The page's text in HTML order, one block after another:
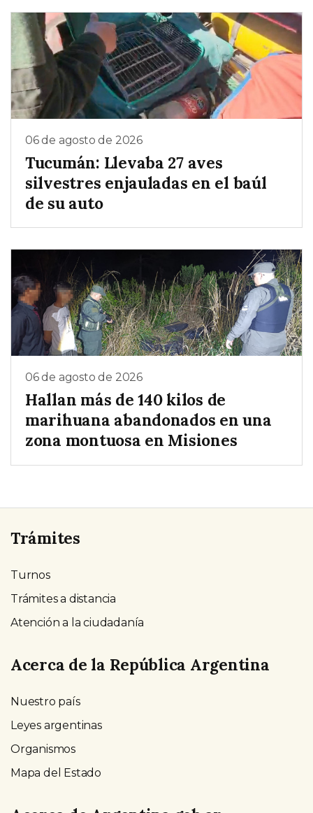
06 de agosto de 2026
Tucumán: Llevaba 27 aves
silvestres enjauladas en el baúl
de su auto
06 de agosto de 2026
Hallan más de 140 kilos de
marihuana abandonados en una
zona montuosa en Misiones
Trámites
Turnos
Trámites a distancia
Atención a la ciudadanía
Acerca de la República Argentina
Nuestro país
Leyes argentinas
Organismos
Mapa del Estado